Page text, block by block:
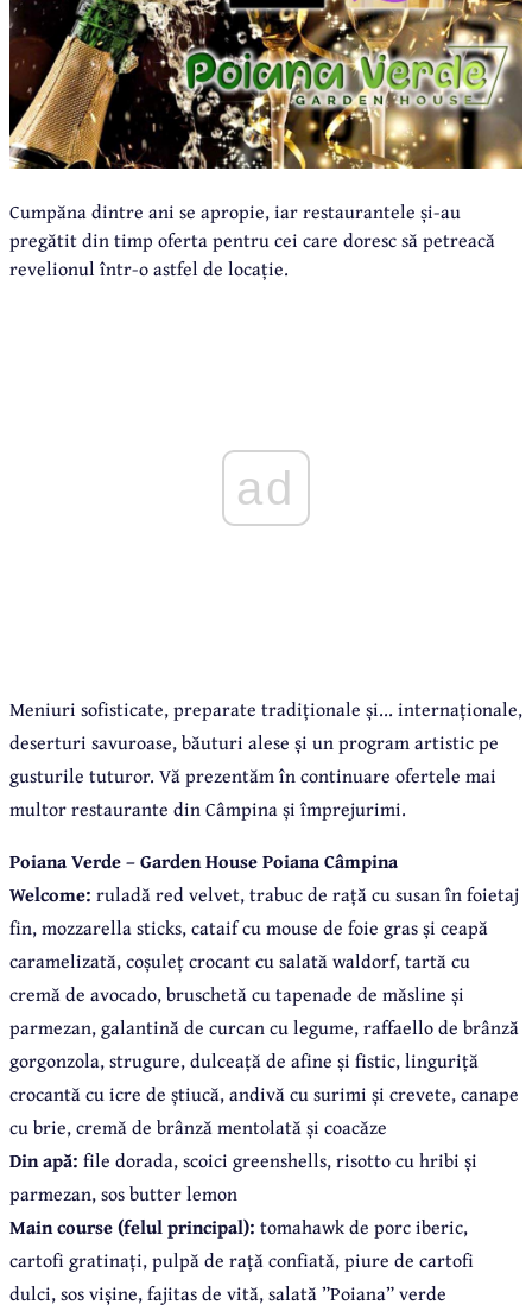
Cumpăna dintre ani se apropie, iar restaurantele și-au
pregătit din timp oferta pentru cei care doresc să petreacă
revelionul într-o astfel de locație.
ad
Meniuri sofisticate, preparate tradiționale și... internaționale,
deserturi savuroase, băuturi alese și un program artistic pe
gusturile tuturor. Vă prezentăm în continuare ofertele mai
multor restaurante din Câmpina și împrejurimi.
Poiana Verde – Garden House Poiana Câmpina
Welcome: ruladă red velvet, trabuc de rață cu susan în foietaj
fin, mozzarella sticks, cataif cu mouse de foie gras și ceapă
caramelizată, coșuleț crocant cu salată waldorf, tartă cu
cremă de avocado, bruschetă cu tapenade de măsline și
parmezan, galantină de curcan cu legume, raffaello de brânză
gorgonzola, strugure, dulceață de afine și fistic, linguriță
crocantă cu icre de știucă, andivă cu surimi și crevete, canape
cu brie, cremă de brânză mentolată și coacăze
Din apă: file dorada, scoici greenshells, risotto cu hribi și
parmezan, sos butter lemon
Main course (felul principal): tomahawk de porc iberic,
cartofi gratinați, pulpă de rață confiată, piure de cartofi
dulci, sos vișine, fajitas de vită, salată ”Poiana” verde